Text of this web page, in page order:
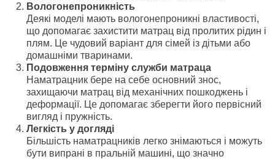
Вологонепроникність
Деякі моделі мають вологонепроникні властивості,
що допомагає захистити матрац від пролитих рідин і
плям. Це чудовий варіант для сімей із дітьми або
домашніми тваринами.
Подовження терміну служби матраца
Наматрацник бере на себе основний знос,
захищаючи матрац від механічних пошкоджень і
деформації. Це допомагає зберегти його первісний
вигляд і пружність.
Легкість у догляді
Більшість наматрацників легко знімаються і можуть
бути випрані в пральній машині, що значно